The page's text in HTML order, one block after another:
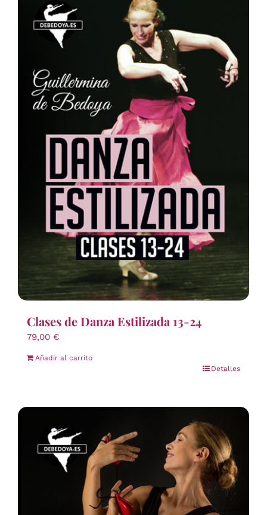
Clases de Danza Estilizada 13-24
79,00 €
Añadir al carrito
Detalles